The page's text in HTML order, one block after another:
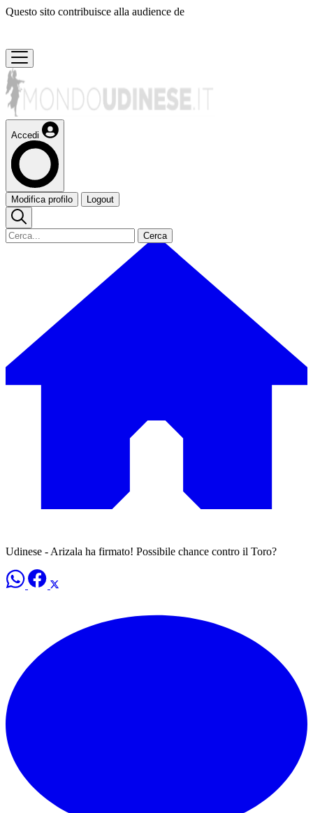
Questo sito contribuisce alla audience de
Accedi
Modifica profilo Logout
Cerca
Udinese - Arizala ha firmato! Possibile chance contro il Toro?